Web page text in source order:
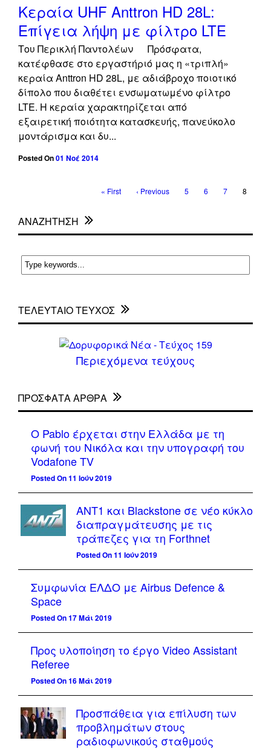
Κεραία UHF Anttron HD 28L:
Επίγεια λήψη με φίλτρο LTE
Του Περικλή Παντολέων Πρόσφατα,
κατέφθασε στο εργαστήριό μας η «τριπλή»
κεραία Anttron HD 28L, με αδιάβροχο ποιοτικό
δίπολο που διαθέτει ενσωματωμένο φίλτρο
LTE. Η κεραία χαρακτηρίζεται από
εξαιρετική ποιότητα κατασκευής, πανεύκολο
μοντάρισμα και δυ...
Posted On01 Νοέ 2014
« First ‹ Previous 5 6 7 8
ΑΝΑΖΗΤΗΣΗ
ΤΕΛΕΥΤΑΙΟ ΤΕΥΧΟΣ
Περιεχόμενα τεύχους
ΠΡΌΣΦΑΤΑ ΆΡΘΡΑ
Ο Pablo έρχεται στην Ελλάδα με τη
φωνή του Νικόλα και την υπογραφή του
Vodafone TV
Posted On 11 Ιούν 2019
ΑΝΤ1 και Blackstone σε νέο κύκλο
διαπραγμάτευσης με τις
τράπεζες για τη Forthnet
Posted On 11 Ιούν 2019
Συμφωνία ΕΛΔΟ με Airbus Defence &
Space
Posted On 17 Μάι 2019
Προς υλοποίηση το έργο Video Assistant
Referee
Posted On 16 Μάι 2019
Προσπάθεια για επίλυση των
προβλημάτων στους
ραδιοφωνικούς σταθμούς